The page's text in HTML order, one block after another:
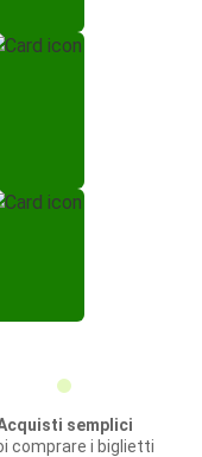
semplici
comprare i biglietti